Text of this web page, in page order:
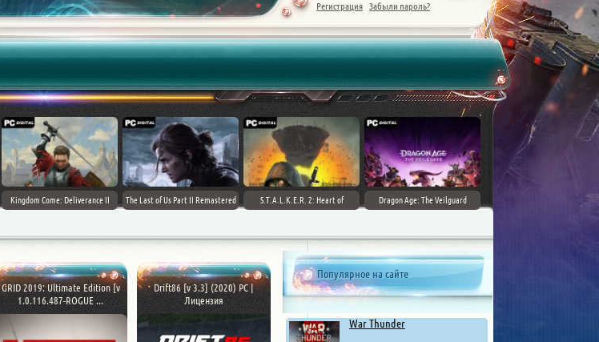
Регистрация Забыли пароль?
Kingdom Come: Deliverance II The Last of Us Part II Remastered
S.T.A.L.K.E.R. 2: Heart of
Dragon Age: The Veilguard
Популярное на сайте
War Thunder
GRID 2019: Ultimate Edition [v
1.0.116.487-ROGUE ...
Drift86 [v 3.3] (2020) PC |
Лицензия